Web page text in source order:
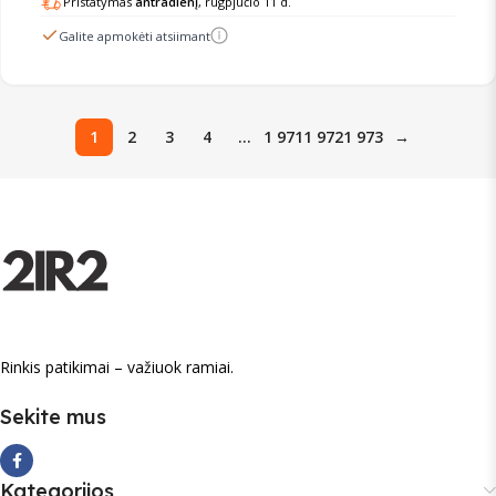
Galite apmokėti atsiimant
1 2 3 4 … 1 9711 9721 973 →
Rinkis patikimai – važiuok ramiai.
Sekite mus